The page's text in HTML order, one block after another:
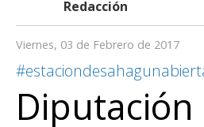
Redacción
Viernes, 03 de Febrero de 2017